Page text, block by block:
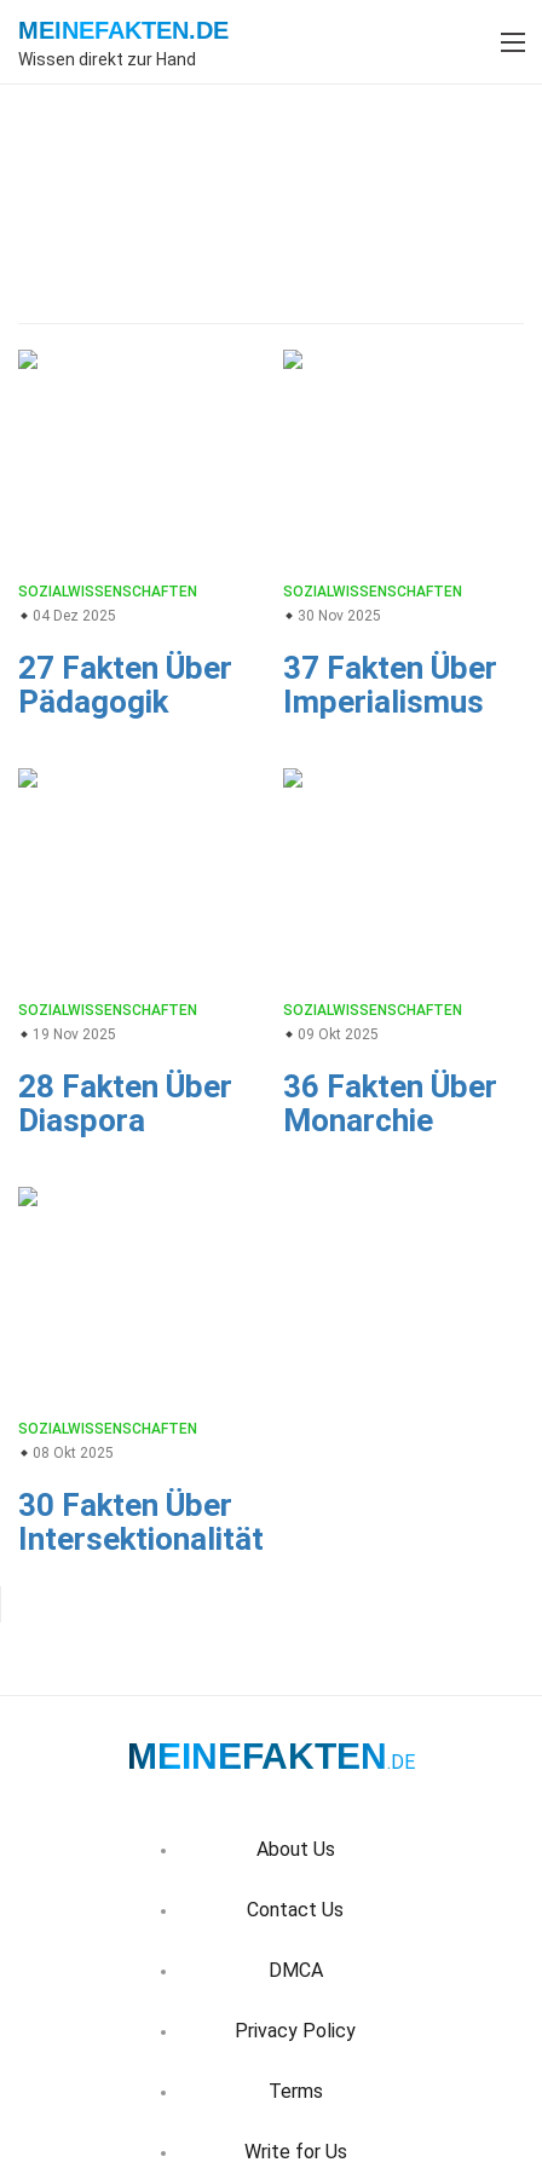
MEINEFAKTEN.DE
Wissen direkt zur Hand
SOZIALWISSENSCHAFTEN
04 Dez 2025
27 Fakten Über
Pädagogik
SOZIALWISSENSCHAFTEN
30 Nov 2025
37 Fakten Über
Imperialismus
SOZIALWISSENSCHAFTEN
19 Nov 2025
28 Fakten Über
Diaspora
SOZIALWISSENSCHAFTEN
09 Okt 2025
36 Fakten Über
Monarchie
SOZIALWISSENSCHAFTEN
08 Okt 2025
30 Fakten Über
Intersektionalität
MEINEFAKTEN.DE
About Us
Contact Us
DMCA
Privacy Policy
Terms
Write for Us